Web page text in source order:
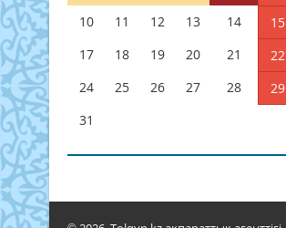
10
11 12 13 14 15
17
18 19 20 21 22
24
25 26 27 28 29
31